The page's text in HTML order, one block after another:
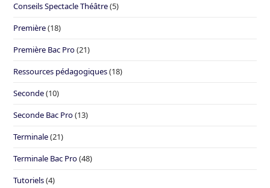
Conseils Spectacle Théâtre(5)
Première(18)
Première Bac Pro(21)
Ressources pédagogiques(18)
Seconde(10)
Seconde Bac Pro(13)
Terminale(21)
Terminale Bac Pro(48)
Tutoriels(4)